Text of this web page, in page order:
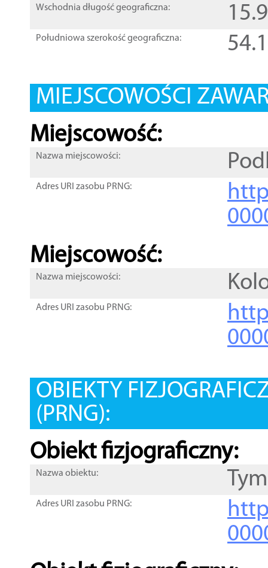
Wschodnia długość geograficzna:
Południowa szerokość geograficzna:
MIEJSCOWOŚCI
Miejscowość:
Nazwa miejscowości:
Adres URI zasobu PRNG:
Miejscowość:
Nazwa miejscowości:
Adres URI zasobu PRNG:
OBIEKTY
(PRNG):
Obiekt fizjograficzny:
Nazwa obiektu:
Adres URI zasobu PRNG: